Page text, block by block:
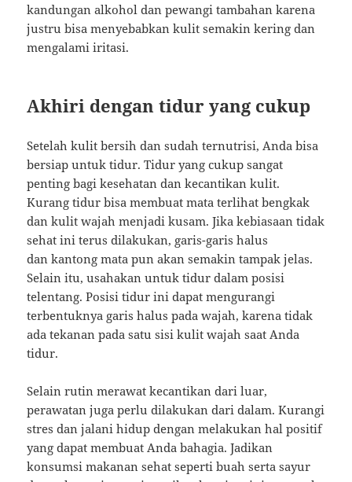
kandungan alkohol dan pewangi tambahan karena
justru bisa menyebabkan kulit semakin kering dan
mengalami iritasi.
Akhiri dengan tidur yang cukup
Setelah kulit bersih dan sudah ternutrisi, Anda bisa
bersiap untuk tidur. Tidur yang cukup sangat
penting bagi kesehatan dan kecantikan kulit.
Kurang tidur bisa membuat mata terlihat bengkak
dan kulit wajah menjadi kusam. Jika kebiasaan tidak
sehat ini terus dilakukan, garis-garis halus
dan kantong mata pun akan semakin tampak jelas.
Selain itu, usahakan untuk tidur dalam posisi
telentang. Posisi tidur ini dapat mengurangi
terbentuknya garis halus pada wajah, karena tidak
ada tekanan pada satu sisi kulit wajah saat Anda
tidur.
Selain rutin merawat kecantikan dari luar,
perawatan juga perlu dilakukan dari dalam. Kurangi
stres dan jalani hidup dengan melakukan hal positif
yang dapat membuat Anda bahagia. Jadikan
konsumsi makanan sehat seperti buah serta sayur